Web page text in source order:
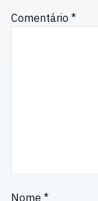
Comentário *
Nome *